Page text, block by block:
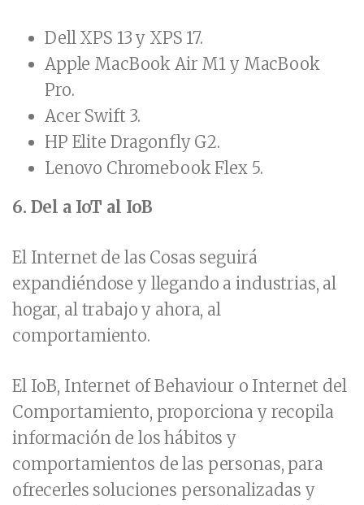
Dell XPS 13 y XPS 17.
Apple MacBook Air M1 y MacBook
Pro.
Acer Swift 3.
HP Elite Dragonfly G2.
Lenovo Chromebook Flex 5.
6. Del a IoT al IoB
El Internet de las Cosas seguirá
expandiéndose y llegando a industrias, al
hogar, al trabajo y ahora, al
comportamiento.
El IoB, Internet of Behaviour o Internet del
Comportamiento, proporciona y recopila
información de los hábitos y
comportamientos de las personas, para
ofrecerles soluciones personalizadas y